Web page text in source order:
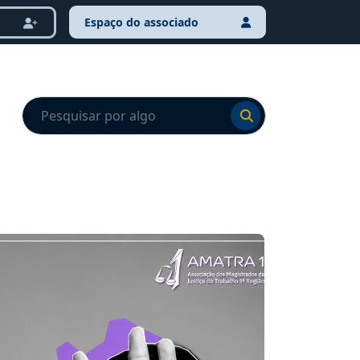
Espaço do associado
Ir para o resultado
Ir para o resultado